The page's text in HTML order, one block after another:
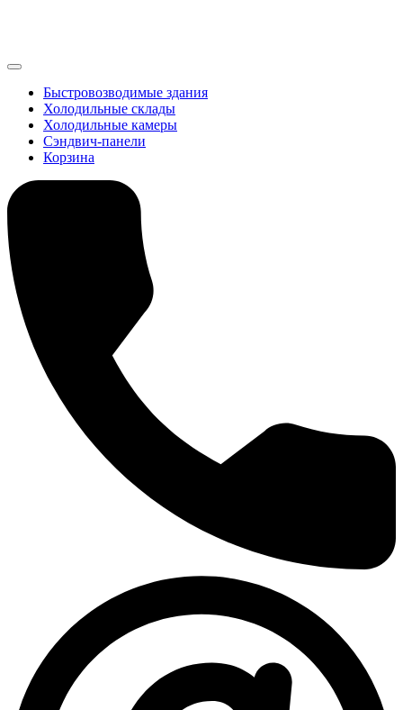
Быстровозводимые здания
Холодильные склады
Холодильные камеры
Сэндвич-панели
Корзина